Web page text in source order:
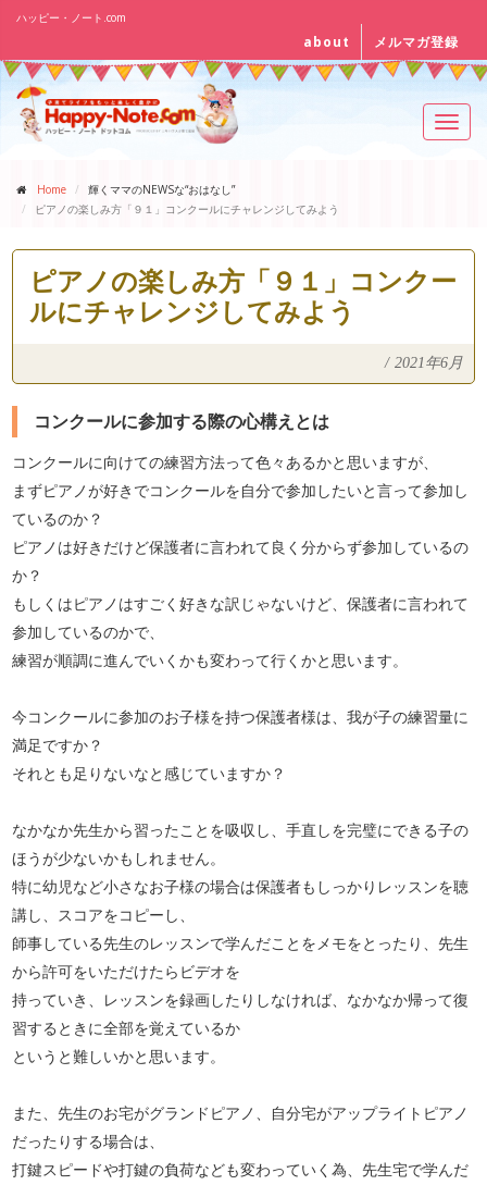
ハッピー・ノート.com
about メルマガ登録
Home
輝くママのNEWSな“おはなし”
ピアノの楽しみ方「９１」コンクールにチャレンジしてみよう
ピアノの楽しみ方「９１」コンクー
ルにチャレンジしてみよう
/ 2021年6月
コンクールに参加する際の心構えとは
コンクールに向けての練習方法って色々あるかと思いますが、
まずピアノが好きでコンクールを自分で参加したいと言って参加し
ているのか？
ピアノは好きだけど保護者に言われて良く分からず参加しているの
か？
もしくはピアノはすごく好きな訳じゃないけど、保護者に言われて
参加しているのかで、
練習が順調に進んでいくかも変わって行くかと思います。
今コンクールに参加のお子様を持つ保護者様は、我が子の練習量に
満足ですか？
それとも足りないなと感じていますか？
なかなか先生から習ったことを吸収し、手直しを完璧にできる子の
ほうが少ないかもしれません。
特に幼児など小さなお子様の場合は保護者もしっかりレッスンを聴
講し、スコアをコピーし、
師事している先生のレッスンで学んだことをメモをとったり、先生
から許可をいただけたらビデオを
持っていき、レッスンを録画したりしなければ、なかなか帰って復
習するときに全部を覚えているか
というと難しいかと思います。
また、先生のお宅がグランドピアノ、自分宅がアップライトピアノ
だったりする場合は、
打鍵スピードや打鍵の負荷なども変わっていく為、先生宅で学んだ